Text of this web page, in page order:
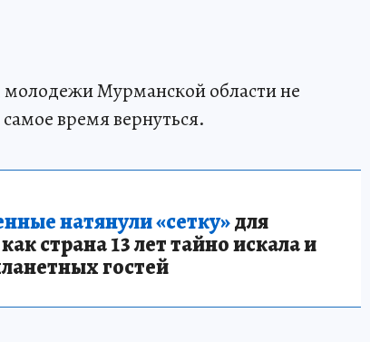
Мурманской области не
время вернуться.
натянули «сетку»для
страна 13 лет тайно искала и
гостей